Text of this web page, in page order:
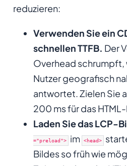
reduzieren:
Verwenden Sie ein
schnellen TTFB. Der
Overhead schrumpft,
Nutzer geografisch
antwortet. Zielen Sie
200 ms für das
Laden Sie das LCP-
="preload"> im <head>
Bildes so früh wie